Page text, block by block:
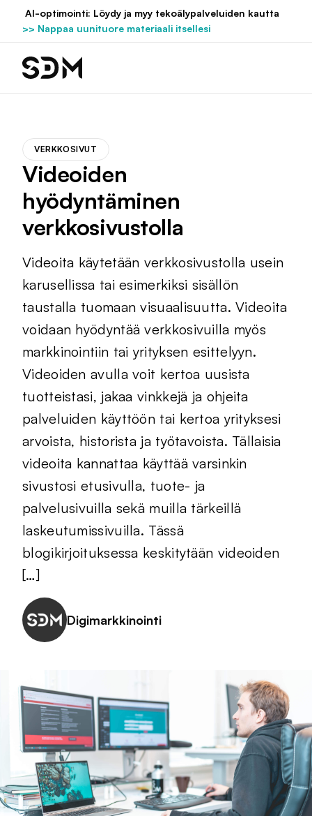
Hyppää
sisältöön
AI-optimointi: Löydy ja myy tekoälypalveluiden kautta
>> Nappaa uunituore materiaali itsellesi
VERKKOSIVUT
Videoiden
hyödyntäminen
verkkosivustolla
Videoita käytetään verkkosivustolla usein
karusellissa tai esimerkiksi sisällön
taustalla tuomaan visuaalisuutta. Videoita
voidaan hyödyntää verkkosivuilla myös
markkinointiin tai yrityksen esittelyyn.
Videoiden avulla voit kertoa uusista
tuotteistasi, jakaa vinkkejä ja ohjeita
palveluiden käyttöön tai kertoa yrityksesi
arvoista, historista ja työtavoista. Tällaisia
videoita kannattaa käyttää varsinkin
sivustosi etusivulla, tuote- ja
palvelusivuilla sekä muilla tärkeillä
laskeutumissivuilla. Tässä
blogikirjoituksessa keskitytään videoiden
[…]
Digimarkkinointi